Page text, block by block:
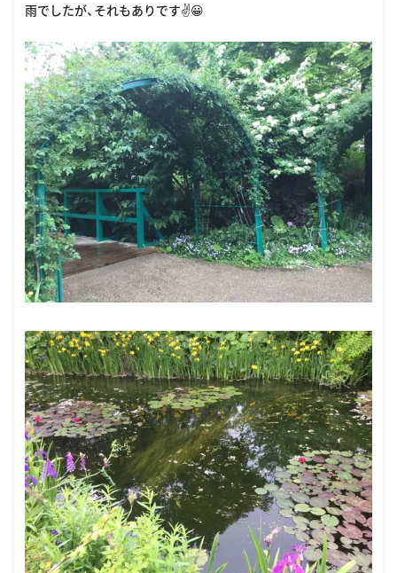
雨でしたが、それもありです✌️😀